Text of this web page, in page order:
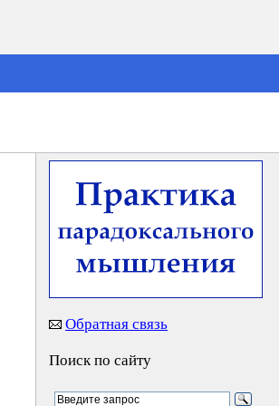
Обратная связь
Поиск по сайту